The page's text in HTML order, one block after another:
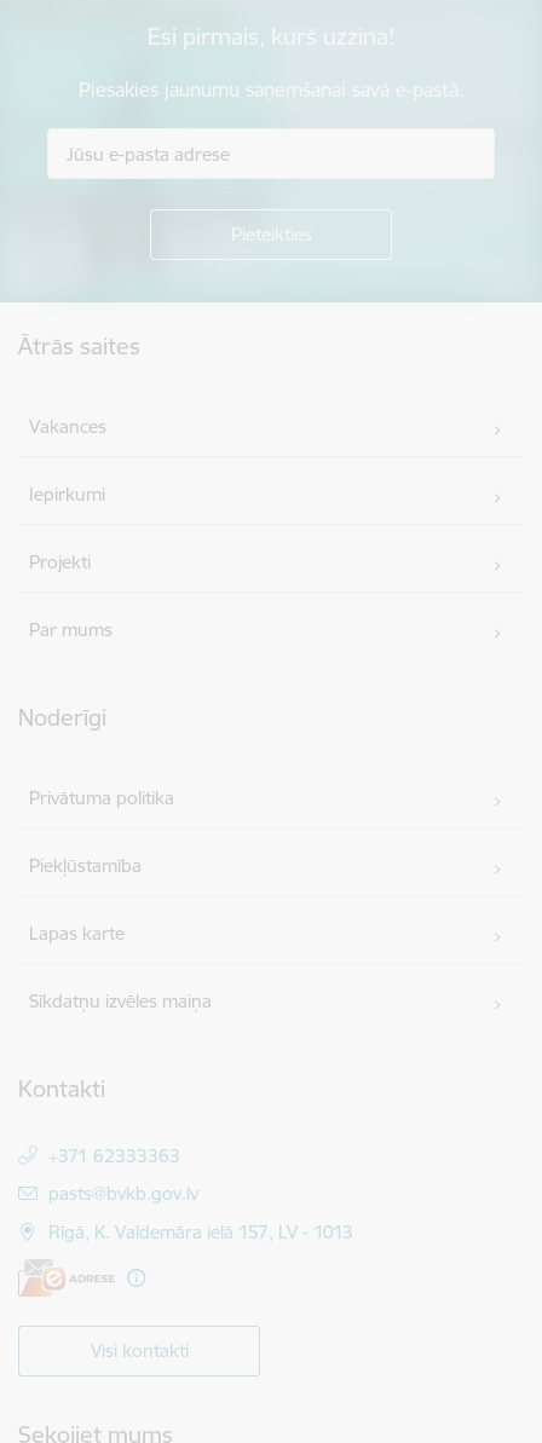
Esi pirmais, kurš uzzina!
Piesakies jaunumu saņemšanai savā e-pastā.
Ātrās saites
Vakances
Iepirkumi
Projekti
Par mums
Noderīgi
Privātuma politika
Piekļūstamība
Lapas karte
Sīkdatņu izvēles maiņa
Kontakti
+371 62333363
E-pasts:
pasts@bvkb.gov.lv
Rīgā, K. Valdemāra ielā 157, LV - 1013
Visi kontakti
Sekojiet mums